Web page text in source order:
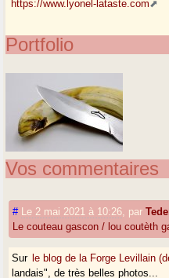
https://www.lyonel-lataste.com
Portfolio
Vos commentaires
# Le 2 mai 2021 à 10:26 par
Le couteau gascon / lou coutèth
Sur le blog de la Forge Levillain
landais", de très belles photos...